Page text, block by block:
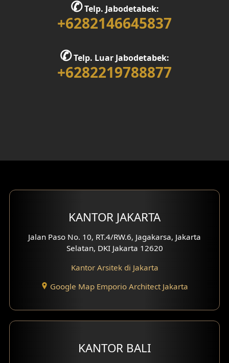
Desain Rumah 1 Lantai
Desain Rumah 3 Lantai
Desain Eksterior Villa
Desain Eksterior Ruko
Desain Eksterior Perumahan
Desain Ruko
Desain Hotel
✆Telp. Jabodetabek:
+6282146645837
✆Telp. Luar Jabodetabek:
+6282219788877
KANTOR JAKARTA
Jalan Paso No. 10, RT.4/RW.6, Jagakarsa, Jakarta
Selatan, DKI Jakarta 12620
Kantor Arsitek di Jakarta
Google Map Emporio Architect Jakarta
KANTOR BALI